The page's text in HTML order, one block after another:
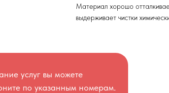
Материал хорошо
выдерживает чистки
услуг вы можете
по указанным номерам.